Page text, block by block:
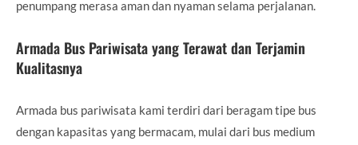
penumpang merasa aman dan nyaman selama perjalanan.
Armada Bus Pariwisata yang Terawat dan Terjamin
Kualitasnya
Armada bus pariwisata kami terdiri dari beragam tipe bus
dengan kapasitas yang bermacam, mulai dari bus medium